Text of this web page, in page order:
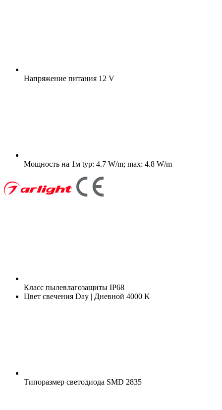
Напряжение питания 12 V
Мощность на 1м typ: 4.7 W/m; max: 4.8 W/m
Класс пылевлагозащиты IP68
Цвет свечения Day | Дневной 4000 K
Типоразмер светодиода SMD 2835